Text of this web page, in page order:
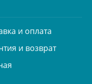
и оплата
и возврат